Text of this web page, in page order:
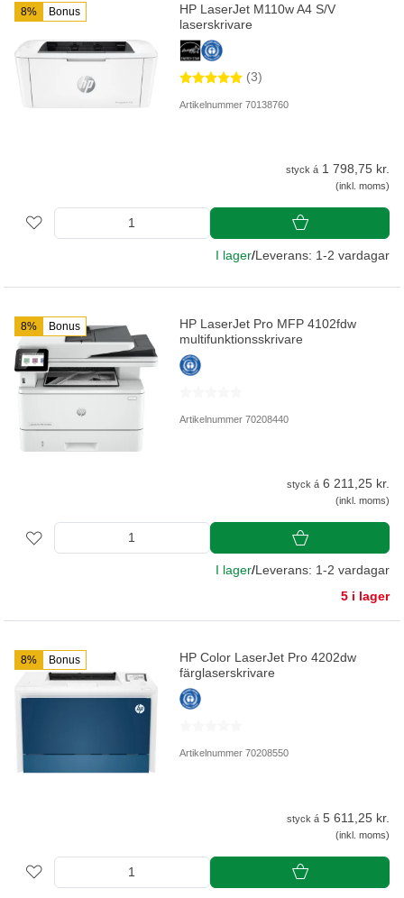
8% Bonus
HP LaserJet M110w A4 S/V
laserskrivare
(3)
Artikelnummer 70138760
styck á 1 798,75 kr.
(inkl. moms)
I lager/Leverans: 1-2 vardagar
8% Bonus
HP LaserJet Pro MFP 4102fdw
multifunktionsskrivare
Artikelnummer 70208440
styck á 6 211,25 kr.
(inkl. moms)
I lager/Leverans: 1-2 vardagar
5 i lager
8% Bonus
HP Color LaserJet Pro 4202dw
färglaserskrivare
Artikelnummer 70208550
styck á 5 611,25 kr.
(inkl. moms)